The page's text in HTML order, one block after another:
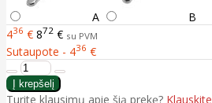
A
B
436 € 872 € su PVM
Sutaupote - 436 €
Turite klausimų apie šią prekę? Klauskite